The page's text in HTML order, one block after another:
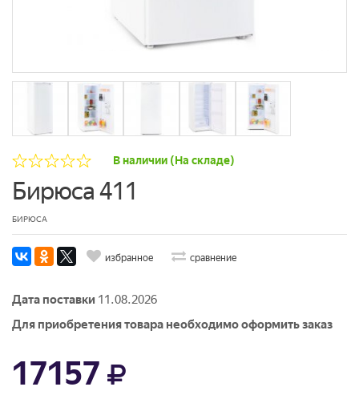
В наличии (На складе)
Бирюса 411
БИРЮСА
избранное сравнение
Дата поставки 11.08.2026
Для приобретения товара необходимо оформить заказ
17157